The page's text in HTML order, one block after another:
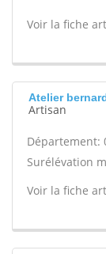
Voir la fiche
Atelier
Artisan
Département:
Surélévation
Voir la fiche